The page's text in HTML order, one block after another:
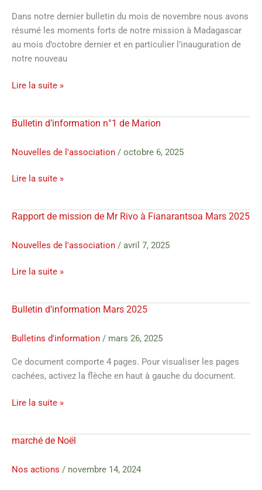
Dans notre dernier bulletin du mois de novembre nous avons
résumé les moments forts de notre mission à Madagascar
au mois d’octobre dernier et en particulier l’inauguration de
notre nouveau
d’aide
à
l’autonomie
(CAA)
Lire la suite »
Bulletin d’information n°1 de Marion
Nouvelles de l'association / octobre 6, 2025
Bulletin
n°1
Marion
Lire la suite »
Rapport de mission de Mr Rivo à Fianarantsoa Mars 2025
Nouvelles de l'association / avril 7, 2025
Rapport
mission
Mr
à
Fianarantsoa
2025
Lire la suite »
Bulletin d’information Mars 2025
Bulletins d'information / mars 26, 2025
Ce document comporte 4 pages. Pour visualiser les pages
cachées, activez la flèche en haut à gauche du document.
Bulletin
Mars
Lire la suite »
marché de Noël
Nos actions / novembre 14, 2024
marché
Noël